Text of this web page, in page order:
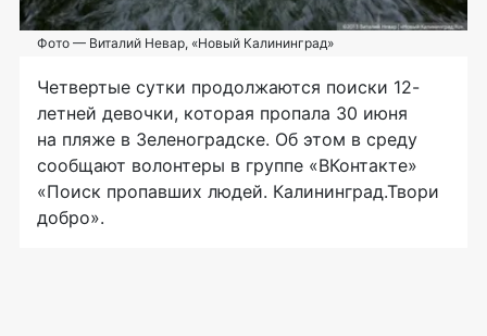
Фото — Виталий Невар, «Новый Калининград»
Четвертые сутки продолжаются поиски 12-
летней девочки, которая пропала 30 июня
на пляже в Зеленоградске. Об этом в среду
сообщают волонтеры в группе «ВКонтакте»
«Поиск пропавших людей. Калининград.Твори
добро».